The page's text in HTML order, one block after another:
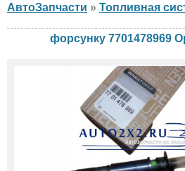
АвтоЗапчасти » Топливная
форсунку 7701478969